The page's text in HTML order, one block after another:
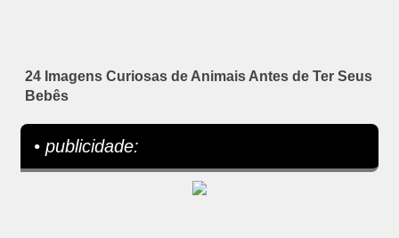
24 Imagens Curiosas de Animais Antes de Ter Seus
Bebês
• publicidade: